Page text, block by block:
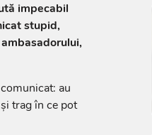
impecabil
stupid,
au
trag în ce pot